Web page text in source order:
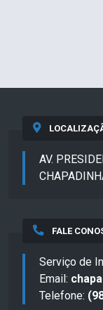
AV.
FALE
Serviço de
Email:
Telefone: